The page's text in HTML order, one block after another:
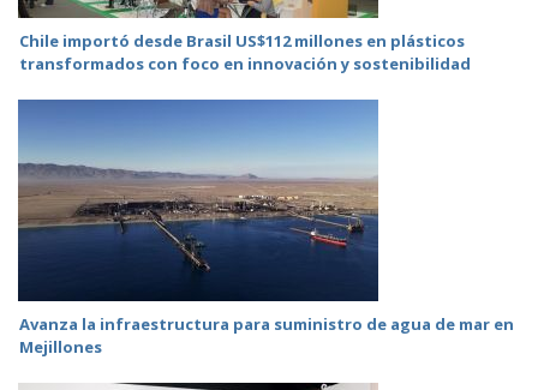
Chile importó desde Brasil US$112 millones en plásticos
transformados con foco en innovación y sostenibilidad
Avanza la infraestructura para suministro de agua de mar en
Mejillones